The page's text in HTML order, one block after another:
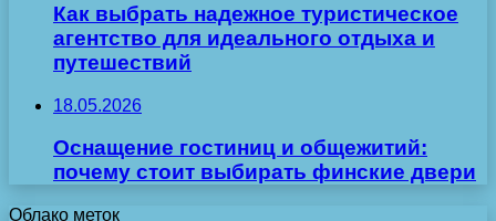
Как выбрать надежное туристическое
агентство для идеального отдыха и
путешествий
18.05.2026
Оснащение гостиниц и общежитий:
почему стоит выбирать финские двери
Облако меток